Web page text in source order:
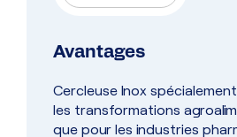
Avantages
Cercleuse Inox
les transformations
que pour les industries